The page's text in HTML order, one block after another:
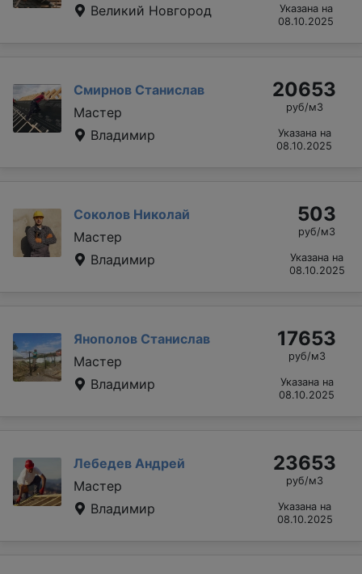
Великий Новгород
Указана на
08.10.2025
Смирнов Станислав
Мастер
Владимир
20653
руб/м3
Указана на
08.10.2025
Соколов Николай
Мастер
Владимир
503
руб/м3
Указана на
08.10.2025
Янополов Станислав
Мастер
Владимир
17653
руб/м3
Указана на
08.10.2025
Лебедев Андрей
Мастер
Владимир
23653
руб/м3
Указана на
08.10.2025